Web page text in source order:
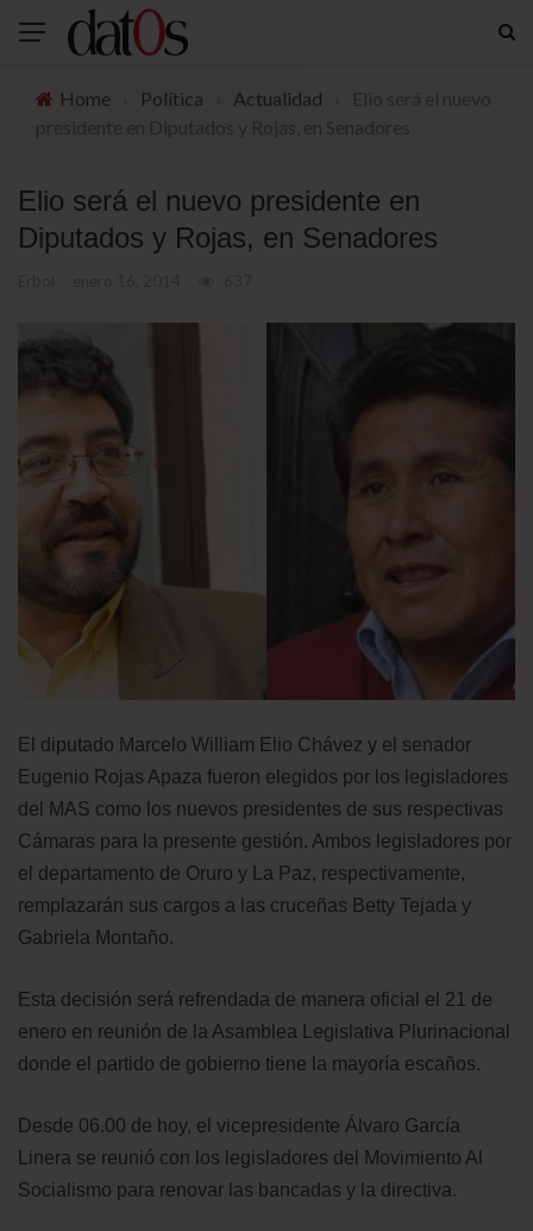
Home Política Actualidad
Elio será el nuevo presidente en
Diputados y Rojas, en Senadores
El diputado Marcelo William Elio Chávez y el senador
Eugenio Rojas Apaza fueron elegidos por los legisladores
del MAS como los nuevos presidentes de sus respectivas
Cámaras para la presente gestión. Ambos legisladores por
el departamento de Oruro y La Paz, respectivamente,
remplazarán sus cargos a las cruceñas Betty Tejada y
Gabriela Montaño.
Esta decisión será refrendada de manera oficial el 21 de
enero en reunión de la Asamblea Legislativa Plurinacional
donde el partido de gobierno tiene la mayoría escaños.
Desde 06.00 de hoy, el vicepresidente Álvaro García
Linera se reunió con los legisladores del Movimiento Al
Socialismo para renovar las bancadas y la directiva.